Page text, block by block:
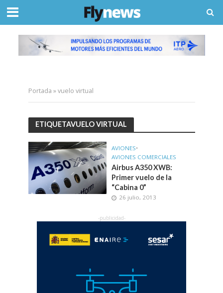
Portada »vuelo virtual
ETIQUETAVUELO VIRTUAL
AVIONES•
AVIONES COMERCIALES
Airbus A350 XWB:
Primer vuelo de la
“Cabina 0”
26 julio, 2013